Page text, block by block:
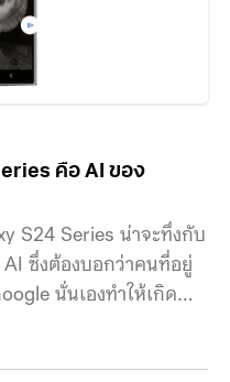
คือ AI ของ
S24 Series น่าจะทึ่งกับ
AI ซึ่งต้องบอกว่าคนที่อยู่
นั่นเองทำให้เกิด